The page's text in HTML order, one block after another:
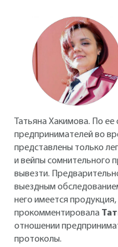
Татьяна Хакимова. По
предпринимателей во
представлены только
и вейпы сомнительного
вывезти.
выездным
него имеется
прокомментировала
отношении
протоколы.